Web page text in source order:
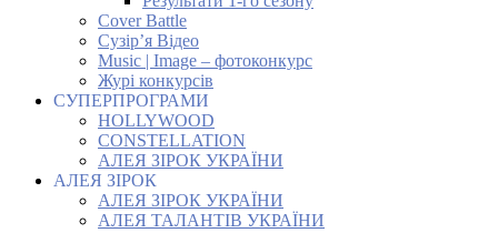
Cover Battle
Сузір’я Відео
Music | Image – фотоконкурс
Журі конкурсів
СУПЕРПРОГРАМИ
HOLLYWOOD
CONSTELLATION
АЛЕЯ ЗІРОК УКРАЇНИ
АЛЕЯ ЗІРОК
АЛЕЯ ЗІРОК УКРАЇНИ
АЛЕЯ ТАЛАНТІВ УКРАЇНИ